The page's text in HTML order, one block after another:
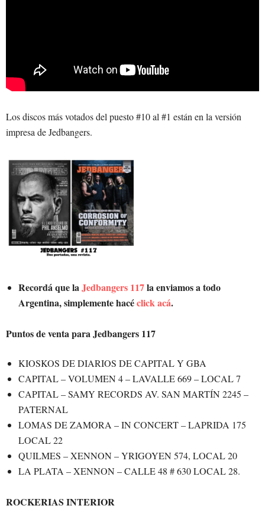
Los discos más votados del puesto #10 al #1 están en la versión
impresa de Jedbangers.
Recordá que laJedbangers 117la enviamos a todo
Argentina, simplemente hacéclick acá.
Puntos de venta para Jedbangers 117
KIOSKOS DE DIARIOS DE CAPITAL Y GBA
CAPITAL – VOLUMEN 4 – LAVALLE 669 – LOCAL 7
CAPITAL – SAMY RECORDS AV. SAN MARTÍN 2245 –
PATERNAL
LOMAS DE ZAMORA – IN CONCERT – LAPRIDA 175
LOCAL 22
QUILMES – XENNON – YRIGOYEN 574, LOCAL 20
LA PLATA – XENNON – CALLE 48 # 630 LOCAL 28.
ROCKERIAS INTERIOR